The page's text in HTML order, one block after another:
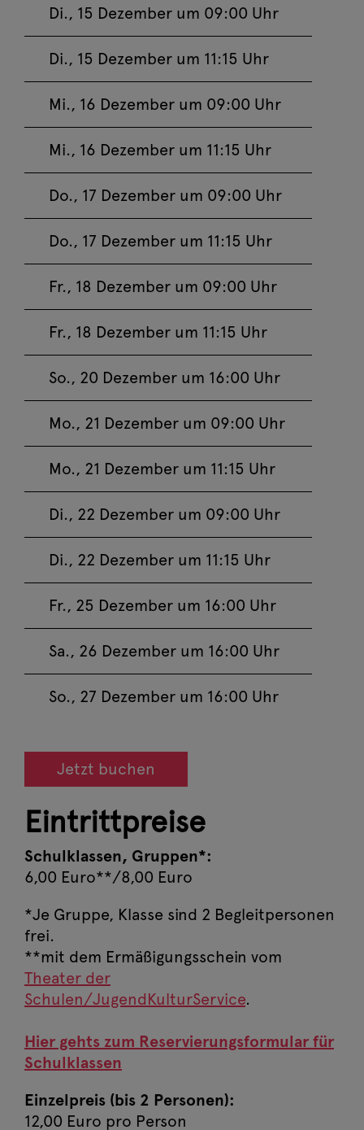
Ein Weihnachtslied
Mo, 21. Dezember
2026 11:15
Jetzt buchen
Ein Weihnachtslied
Di, 22. Dezember
2026 11:15
Jetzt buchen
Ein Weihnachtslied
Fr, 25. Dezember
2026 16:00
Jetzt buchen
Ein Weihnachtslied
Sa, 26. Dezember
2026 16:00
Ein Weihnachtslied
2026 16:00
Jetzt buchen
Di., 15 Dezember um 09:00 Uhr
Di., 15 Dezember um 11:15 Uhr
Mi., 16 Dezember um 09:00 Uhr
Mi., 16 Dezember um 11:15 Uhr
Do., 17 Dezember um 09:00 Uhr
Do., 17 Dezember um 11:15 Uhr
Fr., 18 Dezember um 09:00 Uhr
Fr., 18 Dezember um 11:15 Uhr
So., 20 Dezember um 16:00 Uhr
Mo., 21 Dezember um 09:00 Uhr
Mo., 21 Dezember um 11:15 Uhr
Di., 22 Dezember um 09:00 Uhr
Di., 22 Dezember um 11:15 Uhr
Fr., 25 Dezember um 16:00 Uhr
Sa., 26 Dezember um 16:00 Uhr
So., 27 Dezember um 16:00 Uhr
Jetzt buchen
Eintrittpreise
Schulklassen, Gruppen*:
6,00 Euro**/8,00 Euro
*Je Gruppe, Klasse sind 2 Begleitpersonen
frei.
**mit dem Ermäßigungsschein vom
Theater der
Schulen/JugendKulturService.
Hier gehts zum Reservierungsformular für
Schulklassen
Einzelpreis (bis 2 Personen):
12,00 Euro pro Person